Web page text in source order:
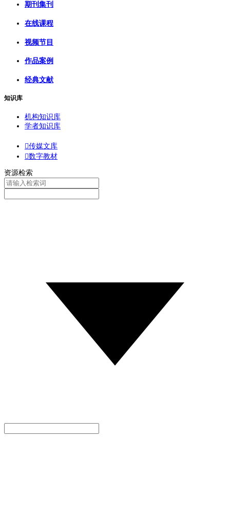
期刊集刊
在线课程
视频节目
作品案例
经典文献
知识库
机构知识库
学者知识库
传媒文库
数字教材
资源检索